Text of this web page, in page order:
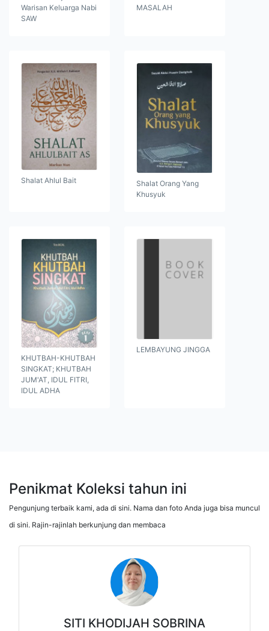
Warisan Keluarga Nabi
SAW
MASALAH
Shalat Ahlul Bait
Shalat Orang Yang
Khusyuk
KHUTBAH-KHUTBAH
SINGKAT; KHUTBAH
JUM'AT, IDUL FITRI,
IDUL ADHA
LEMBAYUNG JINGGA
Penikmat Koleksi tahun ini
Pengunjung terbaik kami, ada di sini. Nama dan foto Anda juga bisa muncul
di sini. Rajin-rajinlah berkunjung dan membaca
SITI KHODIJAH SOBRINA